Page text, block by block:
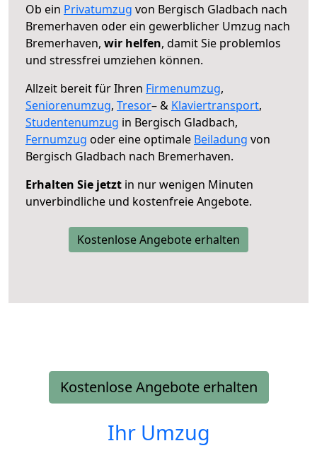
Ob ein Privatumzug von Bergisch Gladbach nach
Bremerhaven oder ein gewerblicher Umzug nach
Bremerhaven, wir helfen, damit Sie problemlos
und stressfrei umziehen können.
Allzeit bereit für Ihren Firmenumzug,
Seniorenumzug, Tresor– & Klaviertransport,
Studentenumzug in Bergisch Gladbach,
Fernumzug oder eine optimale Beiladung von
Bergisch Gladbach nach Bremerhaven.
Erhalten Sie jetzt in nur wenigen Minuten
unverbindliche und kostenfreie Angebote.
Kostenlose Angebote erhalten
Kostenlose Angebote erhalten
Ihr Umzug